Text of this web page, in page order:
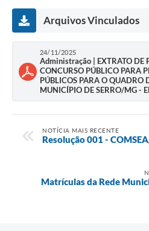
Arquivos Vinculados
24/11/2025
Administração | EXTRATO DE
CONCURSO PÚBLICO PARA
PÚBLICOS PARA O QUADRO
MUNICÍPIO DE SERRO/MG -
NOTÍCIA MAIS RECENTE
Resolução 001 -
Matrículas da Rede